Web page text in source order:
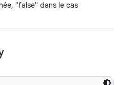
"false" dans le cas